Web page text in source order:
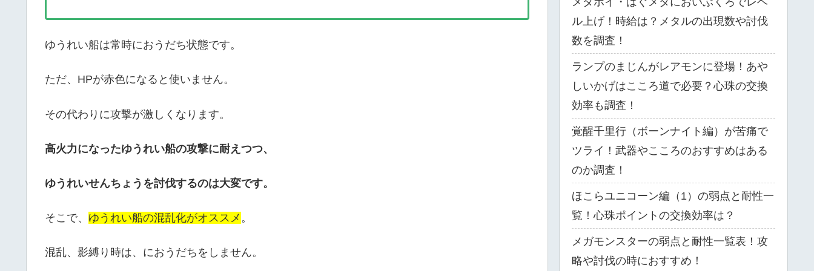
ゆうれい船は常時におうだち状態です。
ただ、HPが赤色になると使いません。
その代わりに攻撃が激しくなります。
高火力になったゆうれい船の攻撃に耐えつつ、
ゆうれいせんちょうを討伐するのは大変です。
そこで、 ゆうれい船の混乱化がオススメ 。
混乱、影縛り時は、におうだちをしません。
ル上げ！時給は？メタルの出現数や討伐
数を調査！
ランプのまじんがレアモンに登場！あや
しいかげはこころ道で必要？心珠の交換
効率も調査！
覚醒千里行（ボーンナイト編）が苦痛で
ツライ！武器やこころのおすすめはある
のか調査！
ほこらユニコーン編（1）の弱点と耐性一
覧！心珠ポイントの交換効率は？
メガモンスターの弱点と耐性一覧表！攻
略や討伐の時におすすめ！